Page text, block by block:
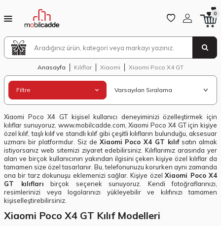
0
Anasayfa Kılıflar Xiaomi Xiaomi Poco X4 GT
Filtre
Xiaomi Poco X4 GT kişisel kullanıcı deneyiminizi özelleştirmek için
kılıflar sunuyoruz. www.mobilcadde.com, Xiaomi Poco X4 GT için kişiye
özel kılıf, taşlı kılıf ve standlı kılıf gibi çeşitli kılıfların bulunduğu, aksesuar
uzmanı bir platformdur. Siz de Xiaomi Poco X4 GT kılıfsatın almak
istiyorsanız web sitemizi ziyaret edebilirsiniz. Kılıflarımız arasında yer
alan ve birçok kullanıcının yakından ilgisini çeken kişiye özel kılıflar da
tamamen size özel tasarlanır. Bu, telefonunuzu korurken aynı zamanda
ona bir tarz dokunuşu eklemenizi sağlar. Kişiye özelXiaomi Poco X4
GT kılıfları birçok seçenek sunuyoruz. Kendi fotoğraflarınızı,
resimlerinizi veya logolarınızı yükleyebilir ve kılıfınızı tamamen
kişiselleştirebilirsiniz.
Xiaomi Poco X4 GT Kılıf Modelleri